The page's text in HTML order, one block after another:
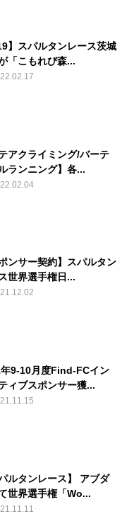
】スパルタンレース茨城
「こもれび森...
テアクライミング/バーテ
ランニング】各...
ポンサー契約】スパルタン
世界選手権日...
9-10月度Find-FCイン
ィブスポンサー獲...
パルタンレース】 アブダ
世界選手権「Wo...